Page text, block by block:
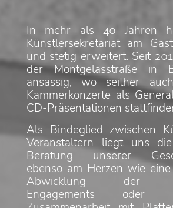
In mehr als 40 Jahren
Künstlersekretariat am
und stetig erweitert. Seit
der Montgelasstraße in
ansässig, wo seither
Kammerkonzerte als
CD-Präsentationen
Als Bindeglied zwischen
Veranstaltern liegt uns
Beratung unserer
ebenso am Herzen wie
Abwicklung der
Engagements